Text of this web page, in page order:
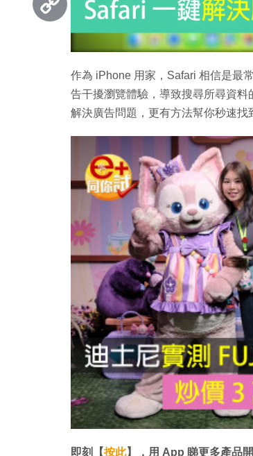
作為 iPhone 用家，Safari 相信是最
告干擾瀏覽體驗，導致搜尋所尋資
解決廣告問題，更有方法幫你秒速找
即刻【按此】，用 App 睇更多產品